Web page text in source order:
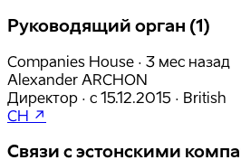
Руководящий орган (1)
Companies House · 3 мес назад
Alexander ARCHON
Директор · с 15.12.2015 · British
CH ↗
Связи с эстонскими